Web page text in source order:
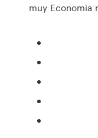
muy Economia